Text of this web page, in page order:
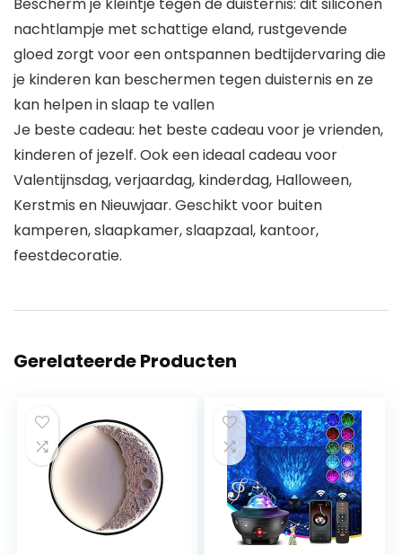
nachtlampje met schattige eland, rustgevende
gloed zorgt voor een ontspannen bedtijdervaring die
je kinderen kan beschermen tegen duisternis en ze
kan helpen in slaap te vallen
Je beste cadeau: het beste cadeau voor je vrienden,
kinderen of jezelf. Ook een ideaal cadeau voor
Valentijnsdag, verjaardag, kinderdag, Halloween,
Kerstmis en Nieuwjaar. Geschikt voor buiten
kamperen, slaapkamer, slaapzaal, kantoor,
feestdecoratie.
Gerelateerde Producten